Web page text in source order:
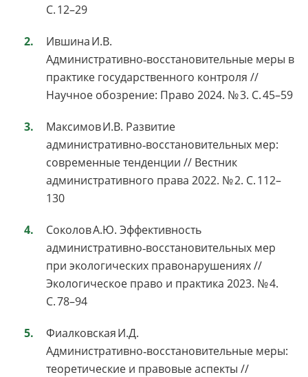
С. 12–29
Ившина И.В.
Административно‑восстановительные меры в
практике государственного контроля //
Научное обозрение: Право 2024. № 3. С. 45–59
Максимов И.В. Развитие
административно‑восстановительных мер:
современные тенденции // Вестник
административного права 2022. № 2. С. 112–
130
Соколов А.Ю. Эффективность
административно‑восстановительных мер
при экологических правонарушениях //
Экологическое право и практика 2023. № 4.
С. 78–94
Фиалковская И.Д.
Административно‑восстановительные меры:
теоретические и правовые аспекты //